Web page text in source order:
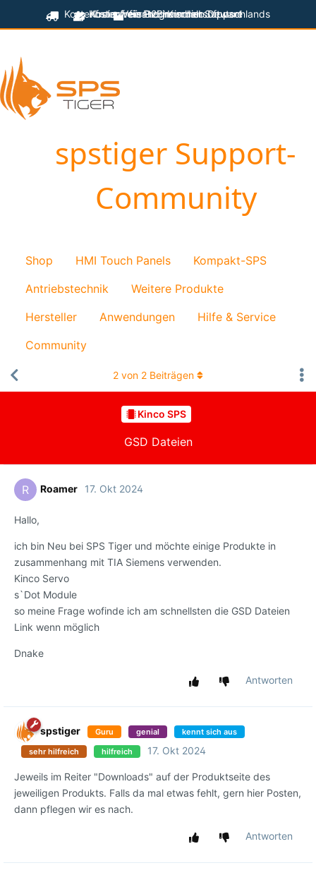
Kostenfreier technischer Support
Kostenfreier Versand innerhalb Deutschlands
Kostenfreie Programmiersoftware
für B2B-Kunden
spstiger Support-
Community
Shop HMI Touch Panels
Kompakt-SPS
Antriebstechnik
Weitere Produkte
Hersteller
Anwendungen
Hilfe & Service
Community
Kinco SPS
GSD Dateien
2 von 2 Beiträgen
R Roamer 17. Okt 2024
Hallo,
ich bin Neu bei SPS Tiger und möchte einige Produkte in
zusammenhang mit TIA Siemens verwenden.
Kinco Servo
s`Dot Module
so meine Frage wofinde ich am schnellsten die GSD Dateien
Link wenn möglich
Dnake
Antworten
spstiger Guru genial kennt sich aus
sehr hilfreich hilfreich 17. Okt 2024
Jeweils im Reiter "Downloads" auf der Produktseite des
jeweiligen Produkts. Falls da mal etwas fehlt, gern hier Posten,
dann pflegen wir es nach.
Antworten